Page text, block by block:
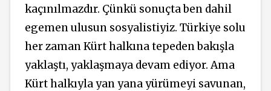
kaçınılmazdır. Çünkü sonuçta ben dahil
egemen ulusun sosyalistiyiz. Türkiye solu
her zaman Kürt halkına tepeden bakışla
yaklaştı, yaklaşmaya devam ediyor. Ama
Kürt halkıyla yan yana yürümeyi savunan,